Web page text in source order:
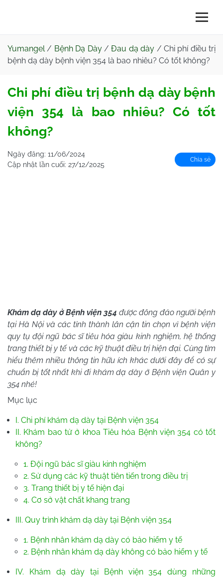
Yumangel/ Bệnh Dạ Dày/Đau dạ dày / Chi phí điều trị
bệnh dạ dày bệnh viện 354 là bao nhiêu? Có tốt không?
Chi phí điều trị bệnh dạ dày bệnh
viện 354 là bao nhiêu? Có tốt
không?
Ngày đăng: 11/06/2024
Cập nhật lần cuối: 27/12/2025
Chia sẻ
Khám dạ dày ở Bệnh viện 354 được đông đảo người bệnh
tại Hà Nội và các tỉnh thành lân cận tin chọn vì bệnh viện
quy tụ đội ngũ bác sĩ tiêu hóa giàu kinh nghiệm, hệ thống
trang thiết bị y tế và các kỹ thuật điều trị hiện đại. Cùng tìm
hiểu thêm nhiều thông tin hữu ích khác dưới đây để có sự
chuẩn bị tốt nhất khi đi khám dạ dày ở Bệnh viện Quân y
354 nhé!
Mục lục
I. Chi phí khám dạ dày tại Bệnh viện 354
II. Khám bao tử ở khoa Tiêu hóa Bệnh viện 354 có tốt
không?
1. Đội ngũ bác sĩ giàu kinh nghiệm
2. Sử dụng các kỹ thuật tiên tiến trong điều trị
3. Trang thiết bị y tế hiện đại
4. Cơ sở vật chất khang trang
III. Quy trình khám dạ dày tại Bệnh viện 354
1. Bệnh nhân khám dạ dày có bảo hiểm y tế
2. Bệnh nhân khám dạ dày không có bảo hiểm y tế
IV. Khám dạ dày tại Bệnh viện 354 dùng những